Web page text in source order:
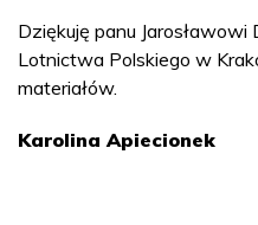
Dziękuję panu
Lotnictwa Polskiego w
materiałów.
Karolina Apiecionek